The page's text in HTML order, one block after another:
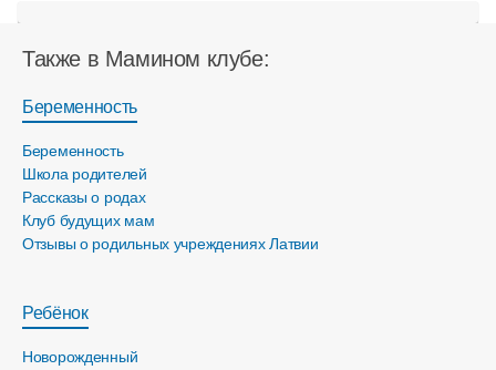
Также в Мамином клубе:
Беременность
Беременность
Школа родителей
Рассказы о родах
Клуб будущих мам
Отзывы о родильных учреждениях Латвии
Ребёнок
Новорожденный